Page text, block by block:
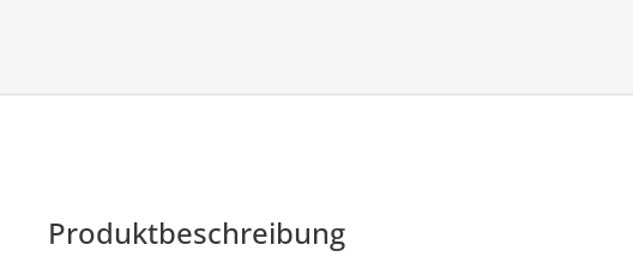
Produktbeschreibung